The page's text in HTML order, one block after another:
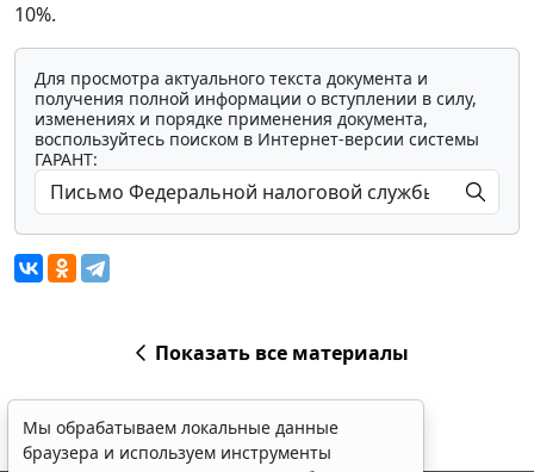
10%.
Для просмотра актуального текста документа и
получения полной информации о вступлении в силу,
изменениях и порядке применения документа,
воспользуйтесь поиском в Интернет-версии системы
ГАРАНТ:
Показать все материалы
Мы обрабатываем локальные данные
браузера и используем инструменты